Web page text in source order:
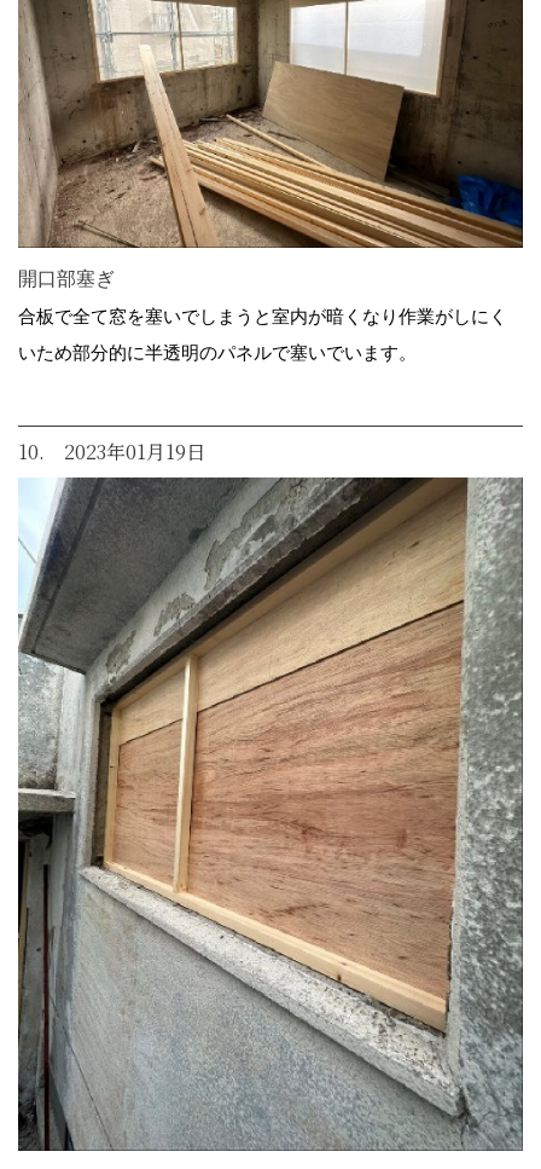
開口部塞ぎ
合板で全て窓を塞いでしまうと室内が暗くなり作業がしにく
いため部分的に半透明のパネルで塞いでいます。
10. 2023年01月19日